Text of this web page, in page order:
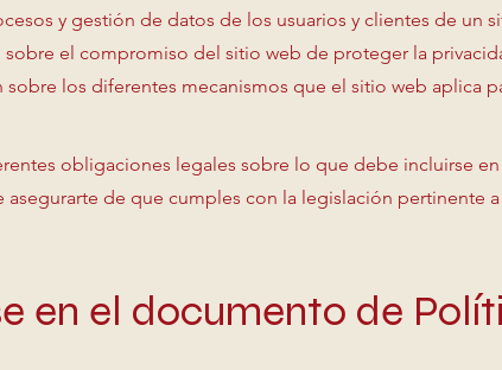
y gestión de datos de los usuarios y clientes de un
el compromiso del sitio web de proteger la
los diferentes mecanismos que el sitio web aplica
obligaciones legales sobre lo que debe incluirse
asegurarte de que cumples con la legislación pertinente a
en el documento de